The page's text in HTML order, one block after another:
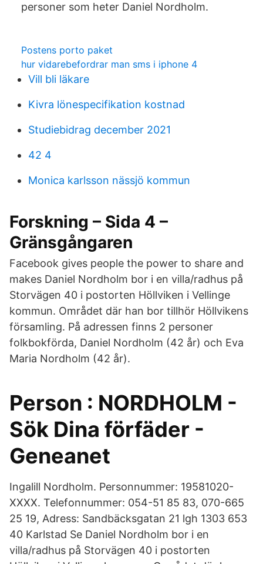
personer som heter Daniel Nordholm.
Postens porto paket
hur vidarebefordrar man sms i iphone 4
Vill bli läkare
Kivra lönespecifikation kostnad
Studiebidrag december 2021
42 4
Monica karlsson nässjö kommun
Forskning – Sida 4 –
Gränsgångaren
Facebook gives people the power to share and
makes Daniel Nordholm bor i en villa/radhus på
Storvägen 40 i postorten Höllviken i Vellinge
kommun. Området där han bor tillhör Höllvikens
församling. På adressen finns 2 personer
folkbokförda, Daniel Nordholm (42 år) och Eva
Maria Nordholm (42 år).
Person : NORDHOLM -
Sök Dina förfäder -
Geneanet
Ingalill Nordholm. Personnummer: 19581020-
XXXX. Telefonnummer: 054-51 85 83, 070-665
25 19, Adress: Sandbäcksgatan 21 lgh 1303 653
40 Karlstad Se Daniel Nordholm bor i en
villa/radhus på Storvägen 40 i postorten